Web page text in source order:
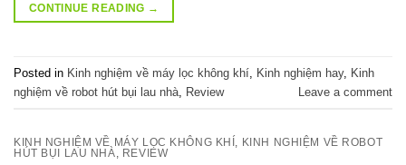
CONTINUE READING →
Posted in Kinh nghiệm về máy lọc không khí Kinh nghiệm hay, Kinh
nghiệm về robot hút bụi lau nhà Review Leave a comment
KINH NGHIỆM VỀ MÁY LỌC KHÔNG KHÍ , KINH NGHIỆM VỀ ROBOT
HÚT BỤI LAU NHÀ, REVIEW